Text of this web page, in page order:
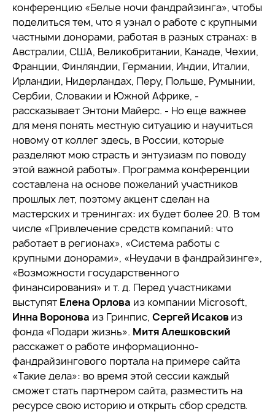
конференцию «Белые ночи фандрайзинга», чтобы
поделиться тем, что я узнал о работе с крупными
частными донорами, работая в разных странах: в
Австралии, США, Великобритании, Канаде, Чехии,
Франции, Финляндии, Германии, Индии, Италии,
Ирландии, Нидерландах, Перу, Польше, Румынии,
Сербии, Словакии и Южной Африке, -
рассказывает Энтони Майерс. - Но еще важнее
для меня понять местную ситуацию и научиться
новому от коллег здесь, в России, которые
разделяют мою страсть и энтузиазм по поводу
этой важной работы». Программа конференции
составлена на основе пожеланий участников
прошлых лет, поэтому акцент сделан на
мастерских и тренингах: их будет более 20. В том
числе «Привлечение средств компаний: что
работает в регионах», «Система работы с
крупными донорами», «Неудачи в фандрайзинге»,
«Возможности государственного
финансирования» и т. д. Перед участниками
выступят Елена Орлова из компании Microsoft,
Инна Воронова из Гринпис, Сергей Исаков из
фонда «Подари жизнь». Митя Алешковский
расскажет о работе информационно-
фандрайзингового портала на примере сайта
«Такие дела»: во время этой сессии каждый
сможет стать партнером сайта, разместить на
ресурсе свою историю и открыть сбор средств.